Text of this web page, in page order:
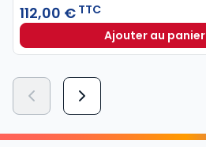
112,00 € TTC
Ajouter au panier